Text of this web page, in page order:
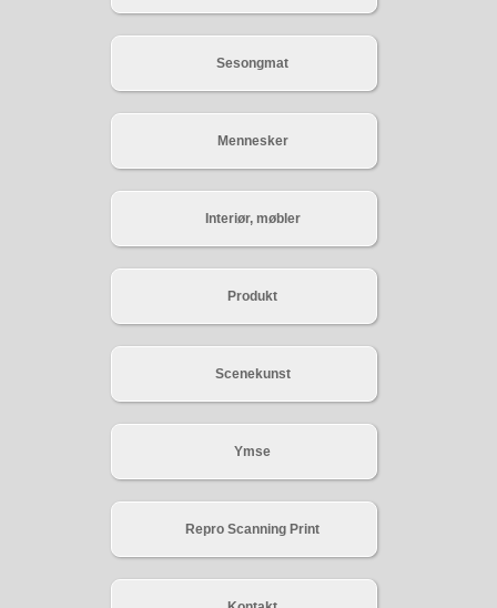
Sesongmat
Mennesker
Interiør, møbler
Produkt
Scenekunst
Ymse
Repro Scanning Print